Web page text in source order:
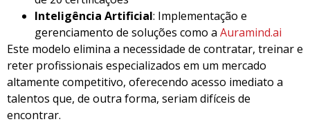
Inteligência Artificial: Implementação e
gerenciamento de soluções como a Auramind.ai
Este modelo elimina a necessidade de contratar, treinar e
reter profissionais especializados em um mercado
altamente competitivo, oferecendo acesso imediato a
talentos que, de outra forma, seriam difíceis de
encontrar.